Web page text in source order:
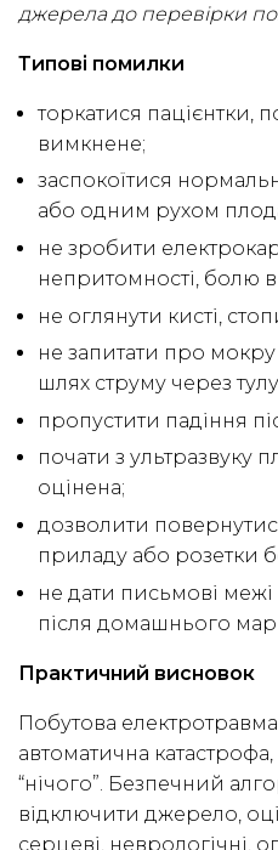
джерела до перевірки
Типові помилки
торкатися пацієнтки,
вимкнене;
заспокоїтися
або одним рухом
не зробити
непритомності, болю
не оглянути кисті,
не запитати про мокру
шлях струму через
пропустити падіння
почати з ультразвуку
оцінена;
дозволити
приладу або розетки
не дати письмові
після домашнього
Практичний висновок
Побутова електротравма
автоматична
“нічого”. Безпечний
відключити джерело,
серцеві, неврологічні,